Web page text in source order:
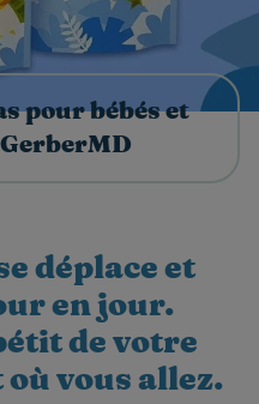
pour bébés et
déplace et
en jour.
de votre
vous allez.